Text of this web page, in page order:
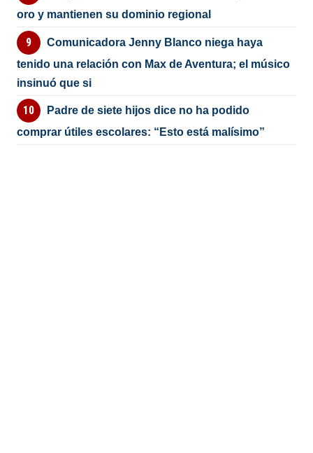
oro y mantienen su dominio regional
Comunicadora Jenny Blanco niega haya
tenido una relación con Max de Aventura; el músico
insinuó que si
Padre de siete hijos dice no ha podido
comprar útiles escolares: “Esto está malísimo”